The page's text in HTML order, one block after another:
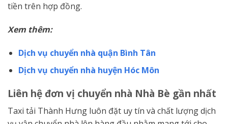
tiền trên hợp đồng.
Xem thêm:
Dịch vụ chuyển nhà quận Bình Tân
Dịch vụ chuyển nhà huyện Hóc Môn
Liên hệ đơn vị chuyển nhà Nhà Bè gần nhất
Taxi tải Thành Hưng luôn đặt uy tín và chất lượng dịch